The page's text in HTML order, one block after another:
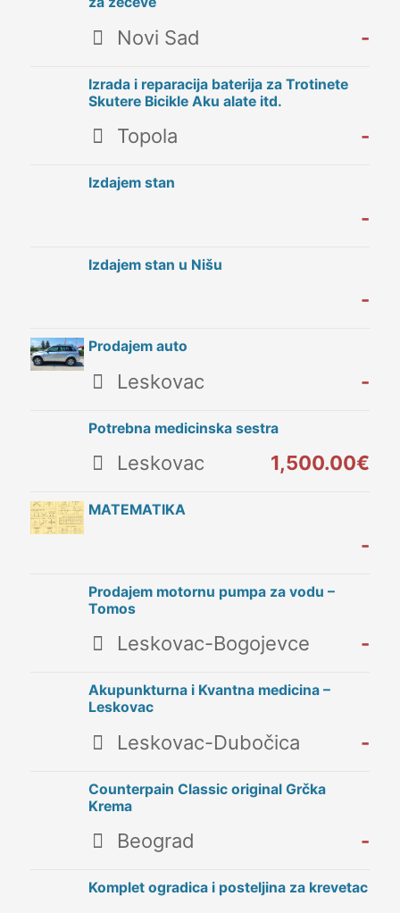
Novi Sad -
Izrada i reparacija baterija za Trotinete
Skutere Bicikle Aku alate itd.
Topola -
Izdajem stan
-
Izdajem stan u Nišu
-
Prodajem auto
Leskovac -
Potrebna medicinska sestra
Leskovac 1,500.00€
MATEMATIKA
-
Prodajem motornu pumpa za vodu –
Tomos
Leskovac-Bogojevce -
Akupunkturna i Kvantna medicina –
Leskovac
Leskovac-Dubočica -
Counterpain Classic original Grčka
Krema
Beograd -
Komplet ogradica i posteljina za krevetac